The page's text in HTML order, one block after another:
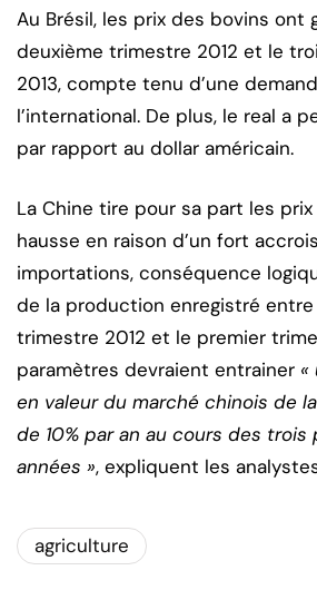
Au Brésil, les prix des bovins ont
deuxième trimestre 2012 et le
2013, compte tenu d’une
l’international. De plus, le real a
par rapport au dollar américain.
La Chine tire pour sa part les
hausse en raison d’un fort
importations, conséquence
de la production enregistré
trimestre 2012 et le premier
paramètres devraient entrainer «
en valeur du marché chinois de
de 10% par an au cours des trois
années », expliquent les
agriculture